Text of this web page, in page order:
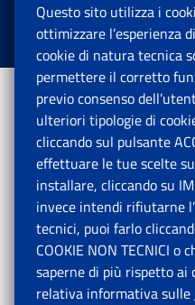
Istituto
Tutti i diritti
Questo sito utilizza i
ottimizzare l’esperienza
cookie di natura tecnica
permettere il corretto
previo consenso
ulteriori tipologie di
cliccando sul pulsante
effettuare le tue scelte
installare, cliccando su
invece intendi rifiutarne
tecnici, puoi farlo
COOKIE NON TECNICI o
saperne di più rispetto ai
relativa informativa sulle